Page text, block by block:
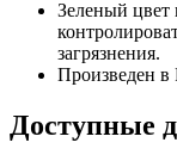
Зеленый цвет
загрязнения.
Произведен в
Доступные